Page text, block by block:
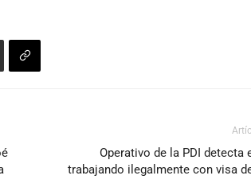
Operativo de la PDI detecta
trabajando ilegalmente con visa